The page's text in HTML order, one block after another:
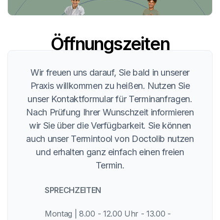
Öffnungszeiten
Wir freuen uns darauf, Sie bald in unserer
Praxis willkommen zu heißen. Nutzen Sie
unser Kontaktformular für Terminanfragen.
Nach Prüfung Ihrer Wunschzeit informieren
wir Sie über die Verfügbarkeit. Sie können
auch unser Termintool von Doctolib nutzen
und erhalten ganz einfach einen freien
Termin.
SPRECHZEITEN
Montag | 8.00 - 12.00 Uhr - 13.00 -